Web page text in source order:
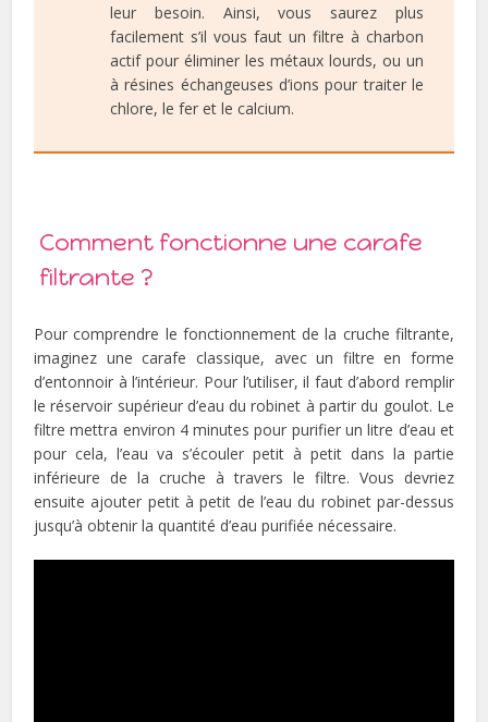
leur besoin. Ainsi, vous saurez plus
facilement s’il vous faut un filtre à charbon
actif pour éliminer les métaux lourds, ou un
à résines échangeuses d’ions pour traiter le
chlore, le fer et le calcium.
Comment fonctionne une carafe
filtrante ?
Pour comprendre le fonctionnement de la cruche filtrante,
imaginez une carafe classique, avec un filtre en forme
d’entonnoir à l’intérieur. Pour l’utiliser, il faut d’abord remplir
le réservoir supérieur d’eau du robinet à partir du goulot. Le
filtre mettra environ 4 minutes pour purifier un litre d’eau et
pour cela, l’eau va s’écouler petit à petit dans la partie
inférieure de la cruche à travers le filtre. Vous devriez
ensuite ajouter petit à petit de l’eau du robinet par-dessus
jusqu’à obtenir la quantité d’eau purifiée nécessaire.